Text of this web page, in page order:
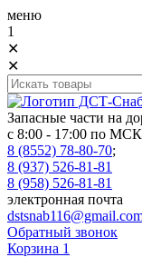
меню
1
✕
✕
Запасные части на
с 8:00 - 17:00 по МСК
8 (8552) 78-80-70;
8 (937) 526-81-81
8 (958) 526-81-81
электронная почта
Обратный звонок
Корзина 1